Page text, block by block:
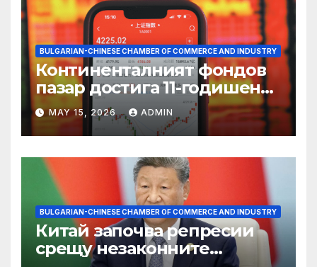
BULGARIAN-CHINESE CHAMBER OF COMMERCE AND INDUSTRY
Континенталният фондов
пазар достига 11-годишен
връх
MAY 15, 2026 ADMIN
BULGARIAN-CHINESE CHAMBER OF COMMERCE AND INDUSTRY
Китай започва репресии
срещу незаконните